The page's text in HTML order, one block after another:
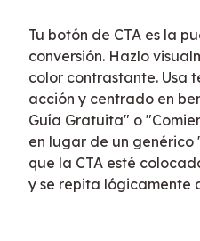
Tu botón de CTA es la
conversión. Hazlo
color contrastante. Usa
acción y centrado en
Guía Gratuita" o
en lugar de un genérico
que la CTA esté
y se repita lógicamente